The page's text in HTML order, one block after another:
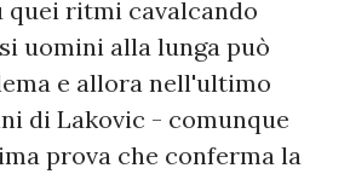
quei ritmi cavalcando
uomini alla lunga può
e allora nell'ultimo
di Lakovic - comunque
prova che conferma la